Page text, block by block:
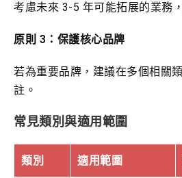
考慮未來 3-5 年可能拓展的業務
原則 3：保護核心品牌
若為重要品牌，建議在多個相關
註。
常見類別與適用範圍
類別 適用範圍